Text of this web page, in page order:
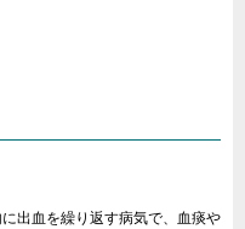
出血を繰り返す病気で、血痰や